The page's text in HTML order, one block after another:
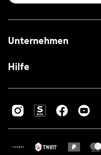
Unternehmen
Hilfe